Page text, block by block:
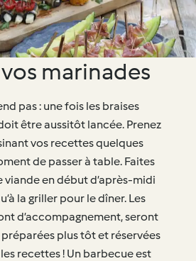
marinades
pas : une fois les braises
être aussitôt lancée. Prenez
vos recettes quelques
de passer à table. Faites
en début d’après-midi
la griller pour le dîner. Les
d’accompagnement, seront
plus tôt et réservées
recettes ! Un barbecue est